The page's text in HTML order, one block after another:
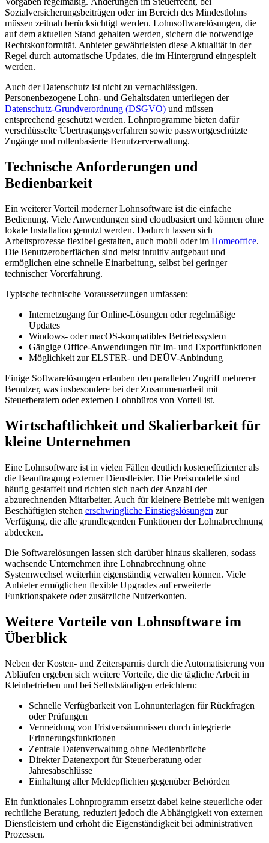
Sozialversicherungsbeiträgen oder im Bereich des Mindestlohns
müssen zeitnah berücksichtigt werden. Lohnsoftwarelösungen, die
auf dem aktuellen Stand gehalten werden, sichern die notwendige
Rechtskonformität. Anbieter gewährleisten diese Aktualität in der
Regel durch automatische Updates, die im Hintergrund eingespielt
werden.
Auch der Datenschutz ist nicht zu vernachlässigen.
Personenbezogene Lohn- und Gehaltsdaten unterliegen der
Datenschutz-Grundverordnung (DSGVO) und müssen
entsprechend geschützt werden. Lohnprogramme bieten dafür
verschlüsselte Übertragungsverfahren sowie passwortgeschützte
Zugänge und rollenbasierte Benutzerverwaltung.
Technische Anforderungen und
Bedienbarkeit
Ein weiterer Vorteil moderner Lohnsoftware ist die einfache
Bedienung. Viele Anwendungen sind cloudbasiert und können ohne
lokale Installation genutzt werden. Dadurch lassen sich
Arbeitsprozesse flexibel gestalten, auch mobil oder im Homeoffice.
Die Benutzeroberflächen sind meist intuitiv aufgebaut und
ermöglichen eine schnelle Einarbeitung, selbst bei geringer
technischer Vorerfahrung.
Typische technische Voraussetzungen umfassen:
Internetzugang für Online-Lösungen oder regelmäßige
Updates
Windows- oder macOS-kompatibles Betriebssystem
Gängige Office-Anwendungen für Im- und Exportfunktionen
Möglichkeit zur ELSTER- und DEÜV-Anbindung
Einige Softwarelösungen erlauben den parallelen Zugriff mehrerer
Benutzer, was insbesondere bei der Zusammenarbeit mit
Steuerberatern oder externen Lohnbüros von Vorteil ist.
Wirtschaftlichkeit und Skalierbarkeit für
kleine Unternehmen
Eine Lohnsoftware ist in vielen Fällen deutlich kosteneffizienter als
die Beauftragung externer Dienstleister. Die Preismodelle sind
häufig gestaffelt und richten sich nach der Anzahl der
abzurechnenden Mitarbeiter. Auch für kleinere Betriebe mit wenigen
Beschäftigten stehen erschwingliche Einstiegslösungen zur
Verfügung, die alle grundlegenden Funktionen der Lohnabrechnung
abdecken.
Die Softwarelösungen lassen sich darüber hinaus skalieren, sodass
wachsende Unternehmen ihre Lohnabrechnung ohne
Systemwechsel weiterhin eigenständig verwalten können. Viele
Anbieter ermöglichen flexible Upgrades auf erweiterte
Funktionspakete oder zusätzliche Nutzerkonten.
Weitere Vorteile von Lohnsoftware im
Überblick
Neben der Kosten- und Zeitersparnis durch die Automatisierung von
Abläufen ergeben sich weitere Vorteile, die die tägliche Arbeit in
Kleinbetrieben und bei Selbstständigen erleichtern:
Schnelle Verfügbarkeit von Lohnunterlagen für Rückfragen
oder Prüfungen
Vermeidung von Fristversäumnissen durch integrierte
Erinnerungsfunktionen
Zentrale Datenverwaltung ohne Medienbrüche
Direkter Datenexport für Steuerberatung oder
Jahresabschlüsse
Einhaltung aller Meldepflichten gegenüber Behörden
Ein funktionales Lohnprogramm ersetzt dabei keine steuerliche oder
rechtliche Beratung, reduziert jedoch die Abhängigkeit von externen
Dienstleistern und erhöht die Eigenständigkeit bei administrativen
Prozessen.